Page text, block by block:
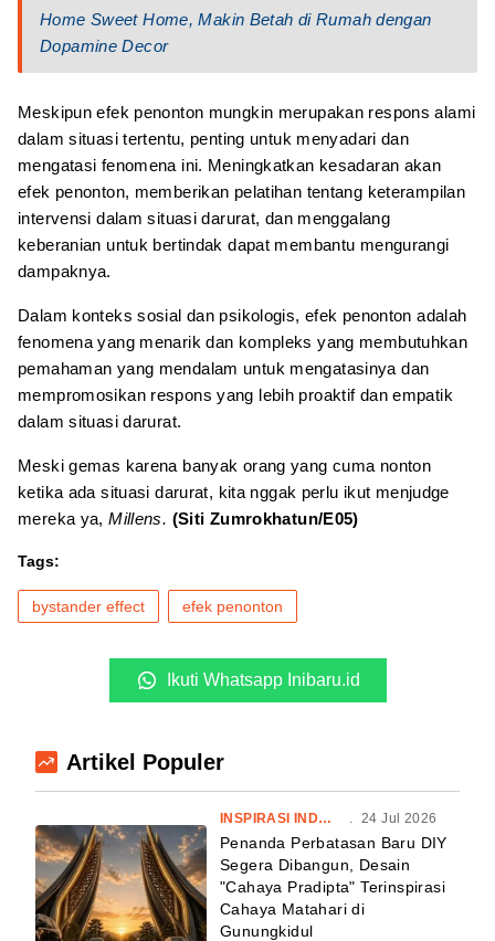
Home Sweet Home, Makin Betah di Rumah dengan
Dopamine Decor
Meskipun efek penonton mungkin merupakan respons alami
dalam situasi tertentu, penting untuk menyadari dan
mengatasi fenomena ini. Meningkatkan kesadaran akan
efek penonton, memberikan pelatihan tentang keterampilan
intervensi dalam situasi darurat, dan menggalang
keberanian untuk bertindak dapat membantu mengurangi
dampaknya.
Dalam konteks sosial dan psikologis, efek penonton adalah
fenomena yang menarik dan kompleks yang membutuhkan
pemahaman yang mendalam untuk mengatasinya dan
mempromosikan respons yang lebih proaktif dan empatik
dalam situasi darurat.
Meski gemas karena banyak orang yang cuma nonton
ketika ada situasi darurat, kita nggak perlu ikut menjudge
mereka ya,Millens. (Siti Zumrokhatun/E05)
Tags:
bystander effect efek penonton
Ikuti Whatsapp Inibaru.id
Artikel Populer
INSPIRASI INDONESIA . 24 Jul 2026
Penanda Perbatasan Baru DIY
Segera Dibangun, Desain
"Cahaya Pradipta" Terinspirasi
Cahaya Matahari di
Gunungkidul